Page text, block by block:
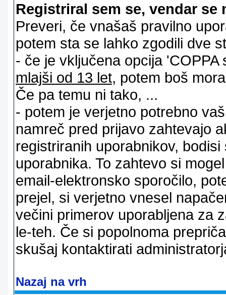
Registriral sem se, vendar
Preveri, če vnašaš pravilno
potem sta se lahko zgodili dve
- če je vključena opcija
mlajši od 13 let, potem boš
Če pa temu ni tako, ...
- potem je verjetno potrebno
namreč pred prijavo zahtevajo
registriranih uporabnikov,
uporabnika. To zahtevo si
email-elektronsko sporočilo,
prejel, si verjetno vnesel
večini primerov uporabljena za
le-teh. Če si popolnoma
skušaj kontaktirati
Nazaj na vrh